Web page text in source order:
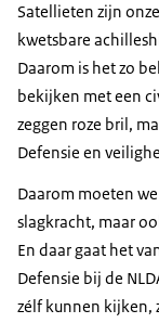
Satellieten zijn
kwetsbare
Daarom is het zo
bekijken met een
zeggen roze bril,
Defensie en
Daarom moeten
slagkracht, maar
En daar gaat het
Defensie bij de
zélf kunnen kijken,